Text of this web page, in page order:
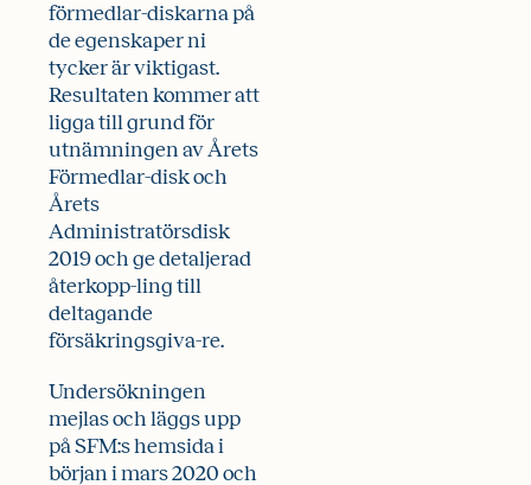
förmedlar-diskarna på
de egenskaper ni
tycker är viktigast.
Resultaten kommer att
ligga till grund för
utnämningen av Årets
Förmedlar-disk och
Årets
Administratörsdisk
2019 och ge detaljerad
återkopp-ling till
deltagande
försäkringsgiva-re.
Undersökningen
mejlas och läggs upp
på SFM:s hemsida i
början i mars 2020 och